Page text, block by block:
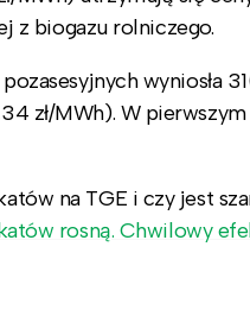
z biogazu rolniczego.
wyniosła
zł/MWh). W
na TGE i czy jest
rosną. Chwilowy